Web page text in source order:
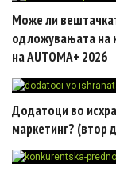
Може ли
одложувањата на
на AUTOMA+ 2026
Додатоци во
маркетинг? (втор